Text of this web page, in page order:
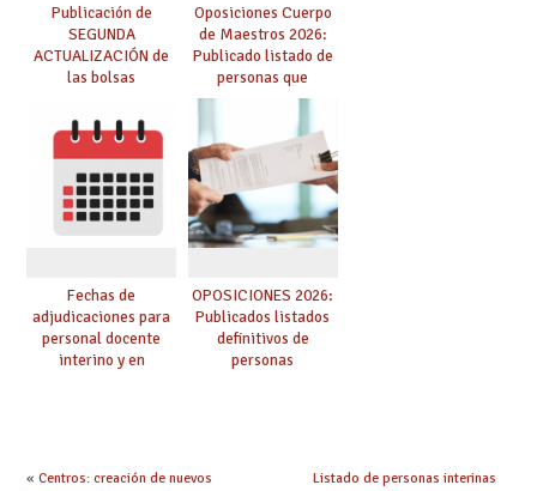
Publicación de
SEGUNDA
ACTUALIZACIÓN de
las bolsas
Cuerpo de Maestros
de especialidades
convocadas a
oposición
Oposiciones Cuerpo
de Maestros 2026:
Publicado listado de
personas que
adquieren nueva
especialidad
Fechas de
adjudicaciones para
personal docente
interino y en
OPOSICIONES 2026:
Publicados listados
definitivos de
personas
« Centros: creación de nuevos
Listado de personas interinas